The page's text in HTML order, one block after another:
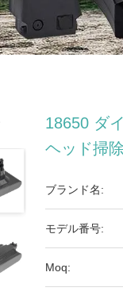
18650 ダ
ヘッド掃
ブランド名:
モデル番号:
Moq: